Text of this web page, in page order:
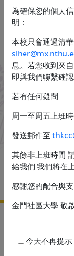
週課表
一 二
為確保您的個人
明：
本校只會通過清
息。若您收到來
即與我們聯繫確認
若有任何疑問，
周一至周五上班
發送郵件至
其餘非上班時間
給我們 我們將在
感謝您的配合與支
金門社區大學 敬
今天不再提示